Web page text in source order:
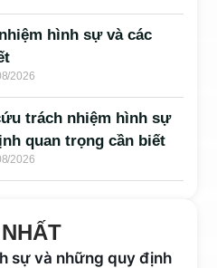
hình sự và các
2026
trách nhiệm hình sự
quan trọng cần biết
2026
sự và những quy định